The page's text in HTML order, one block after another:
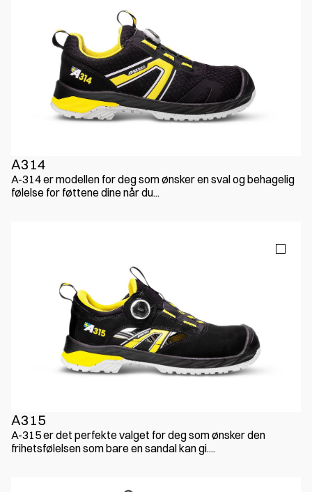
A314
A-314 er modellen for deg som ønsker en sval og behagelig
følelse for føttene dine når du...
A315
A-315 er det perfekte valget for deg som ønsker den
frihetsfølelsen som bare en sandal kan gi....